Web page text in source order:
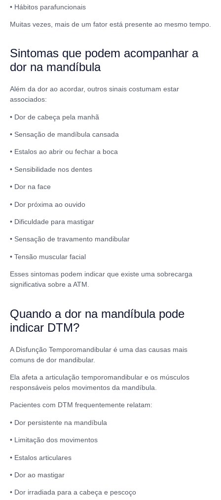
• Hábitos parafuncionais
Muitas vezes, mais de um fator está presente ao mesmo tempo.
Sintomas que podem acompanhar a
dor na mandíbula
Além da dor ao acordar, outros sinais costumam estar
associados:
• Dor de cabeça pela manhã
• Sensação de mandíbula cansada
• Estalos ao abrir ou fechar a boca
• Sensibilidade nos dentes
• Dor na face
• Dor próxima ao ouvido
• Dificuldade para mastigar
• Sensação de travamento mandibular
• Tensão muscular facial
Esses sintomas podem indicar que existe uma sobrecarga
significativa sobre a ATM.
Quando a dor na mandíbula pode
indicar DTM?
A Disfunção Temporomandibular é uma das causas mais
comuns de dor mandibular.
Ela afeta a articulação temporomandibular e os músculos
responsáveis pelos movimentos da mandíbula.
Pacientes com DTM frequentemente relatam:
• Dor persistente na mandíbula
• Limitação dos movimentos
• Estalos articulares
• Dor ao mastigar
• Dor irradiada para a cabeça e pescoço